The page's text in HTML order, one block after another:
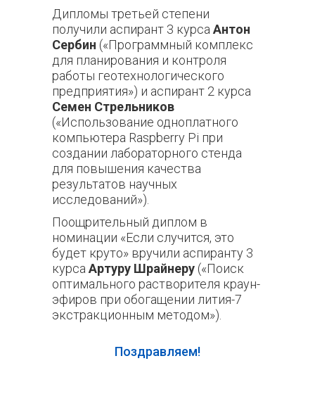
Дипломы третьей степени
получили аспирант 3 курса Антон
Сербин («Программный комплекс
для планирования и контроля
работы геотехнологического
предприятия») и аспирант 2 курса
Семен Стрельников
(«Использование одноплатного
компьютера Raspberry Pi при
создании лабораторного стенда
для повышения качества
результатов научных
исследований»).
Поощрительный диплом в
номинации «Если случится, это
будет круто» вручили аспиранту 3
курса Артуру Шрайнеру («Поиск
оптимального растворителя краун-
эфиров при обогащении лития-7
экстракционным методом»).
Поздравляем!